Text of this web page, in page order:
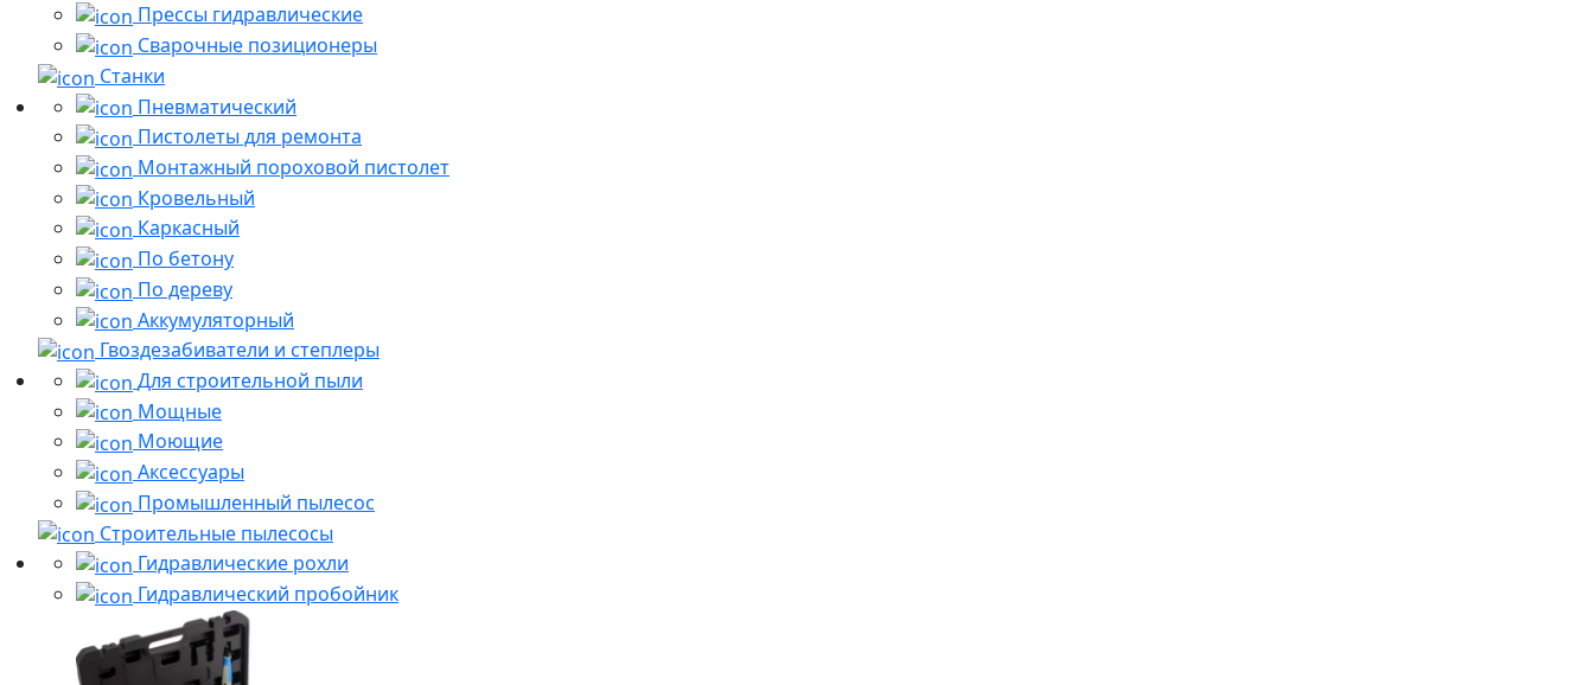
Прессы гидравлические
Сварочные позиционеры
Станки
Пневматический
Пистолеты для ремонта
Монтажный пороховой пистолет
Кровельный
Каркасный
По бетону
По дереву
Аккумуляторный
Гвоздезабиватели и степлеры
Для строительной пыли
Мощные
Моющие
Аксессуары
Промышленный пылесос
Строительные пылесосы
Гидравлические рохли
Гидравлический пробойник